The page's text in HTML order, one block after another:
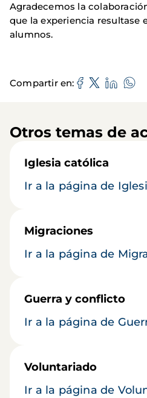
Agradecemos la
que la experiencia resultase
alumnos.
Compartir en
Otros temas de
Iglesia católica
Ir a la página de
Migraciones
Ir a la página de
Guerra y conflicto
Ir a la página de
Voluntariado
Ir a la página de